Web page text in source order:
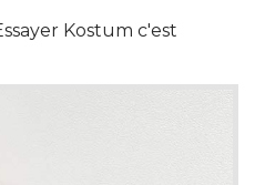
Kostum c'est